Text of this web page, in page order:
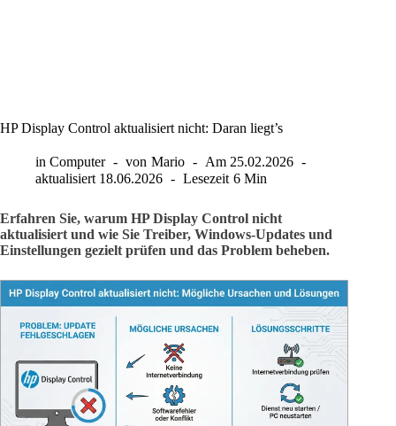
HP Display Control aktualisiert nicht: Daran liegt’s
in Computer von Mario Am 25.02.2026
aktualisiert 18.06.2026 Lesezeit 6 Min
Erfahren Sie, warum HP Display Control nicht
aktualisiert und wie Sie Treiber, Windows-Updates und
Einstellungen gezielt prüfen und das Problem beheben.